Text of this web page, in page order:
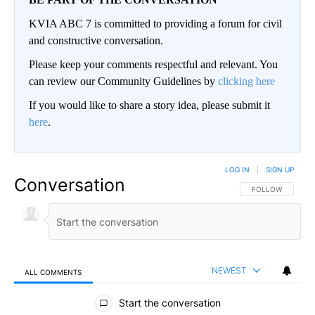
KVIA ABC 7 is committed to providing a forum for civil
and constructive conversation.
Please keep your comments respectful and relevant. You
can review our Community Guidelines by clicking here
If you would like to share a story idea, please submit it
here.
Conversation FOLLOW THIS
FOLLOW
LOG IN SIGN UP
ALL COMMENTS NEWEST
All Comments
Start the conversation